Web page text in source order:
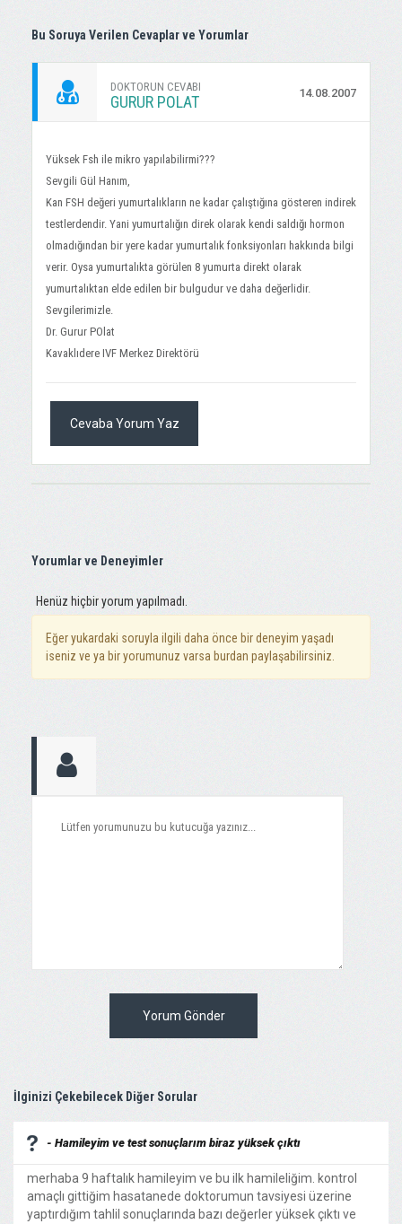
Bu Soruya Verilen Cevaplar ve Yorumlar
DOKTORUN CEVABI
GURUR POLAT 14.08.2007
Yüksek Fsh ile mikro yapılabilirmi???
Sevgili Gül Hanım,
Kan FSH değeri yumurtalıkların ne kadar çalıştığına gösteren indirek
testlerdendir. Yani yumurtalığın direk olarak kendi saldığı hormon
olmadığından bir yere kadar yumurtalık fonksiyonları hakkında bilgi
verir. Oysa yumurtalıkta görülen 8 yumurta direkt olarak
yumurtalıktan elde edilen bir bulgudur ve daha değerlidir.
Sevgilerimizle.
Dr. Gurur POlat
Kavaklıdere IVF Merkez Direktörü
Cevaba Yorum Yaz
Yorumlar ve Deneyimler
Henüz hiçbir yorum yapılmadı.
Eğer yukardaki soruyla ilgili daha önce bir deneyim yaşadı
iseniz ve ya bir yorumunuz varsa burdan paylaşabilirsiniz.
Yorum Gönder
İlginizi Çekebilecek Diğer Sorular
- Hamileyim ve test sonuçlarım biraz yüksek çıktı
merhaba 9 haftalık hamileyim ve bu ilk hamileliğim. kontrol
amaçlı gittiğim hasatanede doktorumun tavsiyesi üzerine
yaptırdığım tahlil sonuçlarında bazı değerler yüksek çıktı ve